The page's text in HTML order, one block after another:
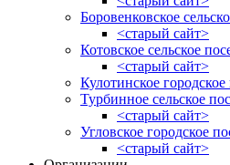
Боровенковское
<старый сайт>
Котовское сельское
<старый сайт>
Кулотинское
Турбинное сельское
<старый сайт>
Угловское городское
<старый сайт>